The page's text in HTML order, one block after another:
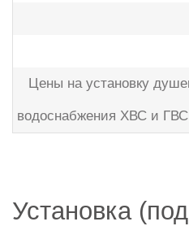
Цены на установку
водоснабжения ХВС и
Установка